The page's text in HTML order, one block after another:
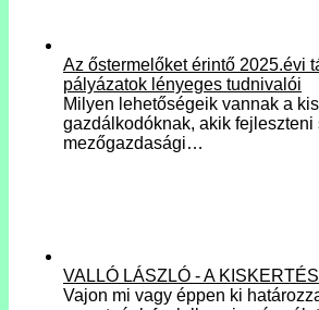
Az őstermelőket érintő 2025.évi
pályázatok lényeges tudnivalói
Milyen lehetőségeik vannak a
gazdálkodóknak, akik fejleszteni
mezőgazdasági…
VALLÓ LÁSZLÓ - A
Vajon mi vagy éppen ki